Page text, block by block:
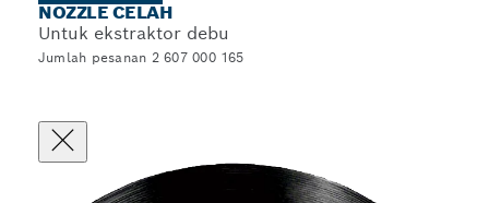
NOZZLE CELAH
Untuk ekstraktor debu
Jumlah pesanan 2 607 000 165